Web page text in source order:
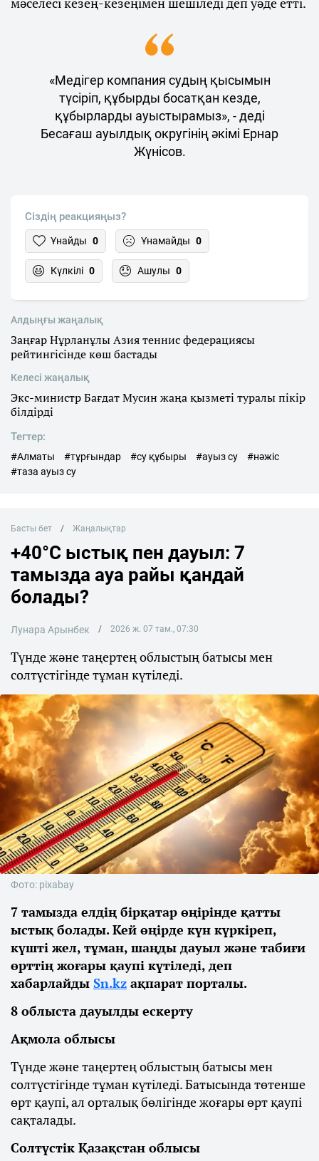
«Медігер компания судың қысымын
түсіріп, құбырды босатқан кезде,
құбырларды ауыстырамыз», - деді
Бесағаш ауылдық округінің әкімі Ернар
Жүнісов.
Сіздің реакцияңыз?
Ұнайды 0 Ұнамайды 0
Күлкілі 0 Ашулы 0
Алдыңғы жаңалық
Заңғар Нұрланұлы Азия теннис федерациясы
рейтингісінде көш бастады
Келесі жаңалық
Экс-министр Бағдат Мусин жаңа қызметі туралы пікір
білдірді
Тегтер:
#Алматы #тұрғындар #су құбыры #ауыз су
#нәжіс
#таза ауыз су
Басты бет Жаңалықтар
+40°C ыстық пен дауыл: 7
тамызда ауа райы қандай
болады?
Лунара Арынбек 2026 ж. 07 там., 07:30
Түнде және таңертең облыстың батысы мен
солтүстігінде тұман күтіледі.
Фото: pixabay
7 тамызда елдің бірқатар өңірінде қатты
ыстық болады. Кей өңірде күн күркіреп,
күшті жел, тұман, шаңды дауыл және табиғи
өрттің жоғары қаупі күтіледі, деп
хабарлайды Sn.kz ақпарат порталы.
8 облыста дауылды ескерту
Ақмола облысы
Түнде және таңертең облыстың батысы мен
солтүстігінде тұман күтіледі. Батысында төтенше
өрт қаупі, ал орталық бөлігінде жоғары өрт қаупі
сақталады.
Солтүстік Қазақстан облысы